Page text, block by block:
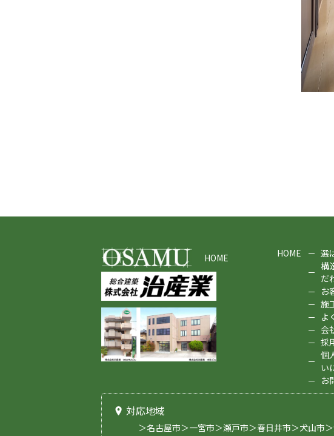
HOME HOME
選
構
だ
お
施
よ
会
採
個
い
お
対応地域
＞名古屋市＞一宮市＞瀬戸市＞春日井市＞犬山市